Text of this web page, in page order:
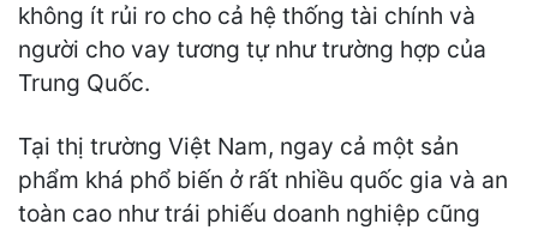
không ít rủi ro cho cả hệ thống tài chính và
người cho vay tương tự như trường hợp của
Trung Quốc.
Tại thị trường Việt Nam, ngay cả một sản
phẩm khá phổ biến ở rất nhiều quốc gia và an
toàn cao như trái phiếu doanh nghiệp cũng